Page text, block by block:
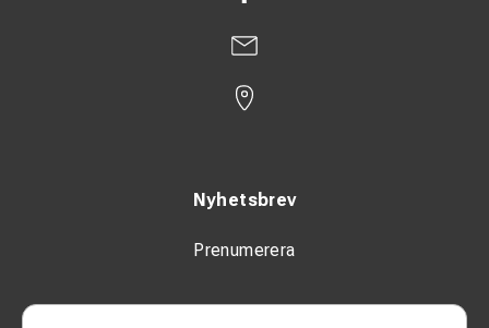
Nyhetsbrev
Prenumerera